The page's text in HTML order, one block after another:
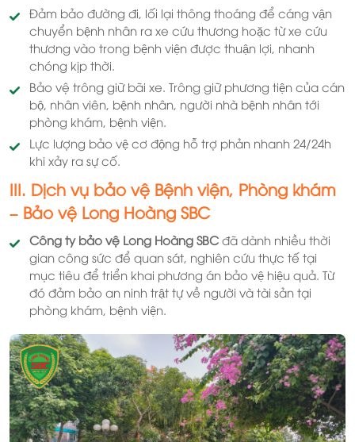
Đảm bảo đường đi, lối lại thông thoáng để cáng vận
chuyển bệnh nhân ra xe cứu thương hoặc từ xe cứu
thương vào trong bệnh viện được thuận lợi, nhanh
chóng kịp thời.
Bảo vệ trông giữ bãi xe. Trông giữ phương tiện của cán
bộ, nhân viên, bệnh nhân, người nhà bệnh nhân tới
phòng khám, bệnh viện.
Lực lượng bảo vệ cơ động hỗ trợ phản nhanh 24/24h
khi xảy ra sự cố.
III. Dịch vụ bảo vệ Bệnh viện, Phòng khám
– Bảo vệ Long Hoàng SBC
Công ty bảo vệ Long Hoàng SBC đã dành nhiều thời
gian công sức để quan sát, nghiên cứu thực tế tại
mục tiêu để triển khai phương án bảo vệ hiệu quả. Từ
đó đảm bảo an ninh trật tự về người và tài sản tại
phòng khám, bệnh viện.